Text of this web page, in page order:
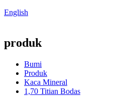
English
produk
Bumi
Produk
Kaca Mineral
1,70 Titian Bodas